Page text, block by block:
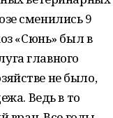
сменились 9
«Сюнь» был в
главного
не было,
Ведь в то